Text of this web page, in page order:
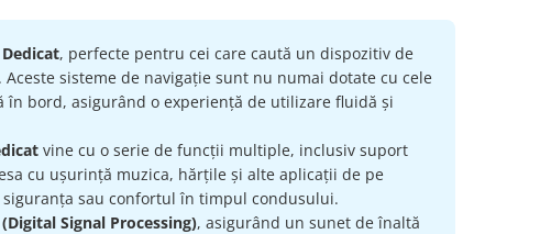
, perfecte pentru cei care caută un dispozitiv de
sisteme de navigație sunt nu numai dotate cu cele
bord, asigurând o experiență de utilizare fluidă și
vine cu o serie de funcții multiple, inclusiv suport
cu ușurință muzica, hărțile și alte aplicații de pe
sau confortul în timpul condusului.
(Digital Signal Processing), asigurând un sunet de înaltă